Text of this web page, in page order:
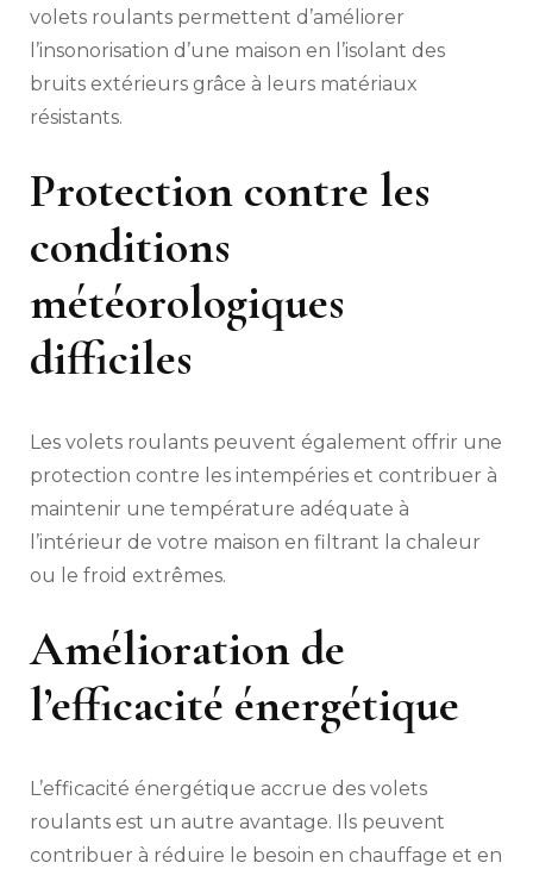
volets roulants permettent d’améliorer
l’insonorisation d’une maison en l’isolant des
bruits extérieurs grâce à leurs matériaux
résistants.
Protection contre les
conditions
météorologiques
difficiles
Les volets roulants peuvent également offrir une
protection contre les intempéries et contribuer à
maintenir une température adéquate à
l’intérieur de votre maison en filtrant la chaleur
ou le froid extrêmes.
Amélioration de
l’efficacité énergétique
L’efficacité énergétique accrue des volets
roulants est un autre avantage. Ils peuvent
contribuer à réduire le besoin en chauffage et en